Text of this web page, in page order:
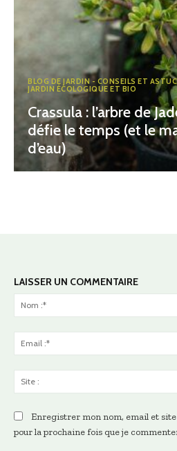
BLOG DE JARDIN - CONSEILS ET
JARDIN ÉCOLOGIQUE ET BIO
Crassula : l’arbre de
défie le temps (et le
d’eau)
LAISSER UN COMMENTAIRE
Enregistrer mon nom, email et
pour la prochaine fois que je